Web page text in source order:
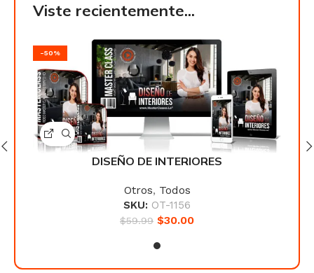
Viste recientemente...
-50%
DISEÑO DE INTERIORES
Otros, Todos
SKU: OT-1156
$59.99 $30.00